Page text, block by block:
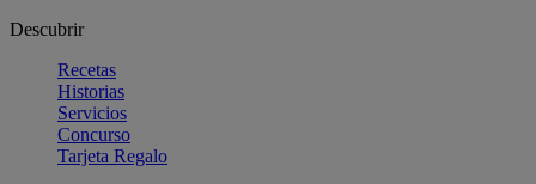
Descubrir
Recetas
Historias
Servicios
Concurso
Tarjeta Regalo